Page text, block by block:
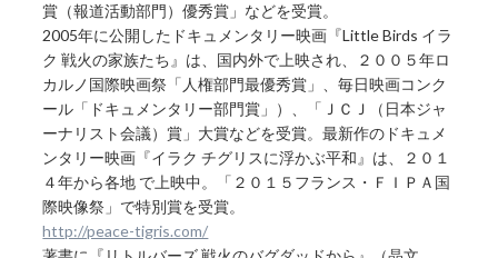
賞（報道活動部門）優秀賞」などを受賞。
2005年に公開したドキュメンタリー映画『Little Birds イラ
ク 戦火の家族たち』は、国内外で上映され、２００５年ロ
カルノ国際映画祭「人権部門最優秀賞」、毎日映画コンク
ール「ドキュメンタリー部門賞」）、「ＪＣＪ（日本ジャ
ーナリスト会議）賞」大賞などを受賞。最新作のドキュメ
ンタリー映画『イラク チグリスに浮かぶ平和』は、２０１
４年から各地 で上映中。「２０１５フランス・ＦＩＰＡ国
際映像祭」で特別賞を受賞。
http://peace-tigris.com/